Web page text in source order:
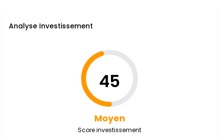
Analyse Investissement
45
Moyen
Score investissement